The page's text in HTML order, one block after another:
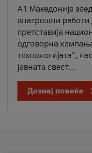
A1 Македонија
внатрешни работи
претставија
одговорна
технологијата“,
јавната свест...
Дознај повеќе